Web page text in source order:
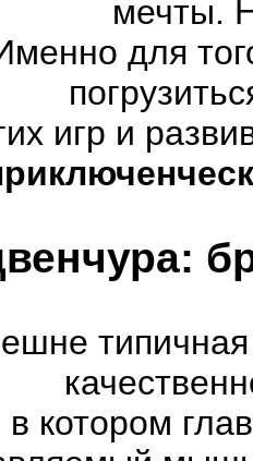
мечты.
для
игр и
котором